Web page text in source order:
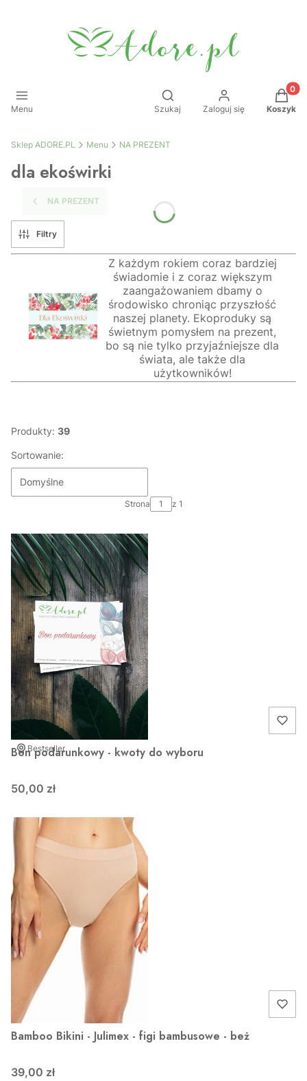
Menu
Otwórz wyszukiwarkę
Szukaj Zaloguj się Koszyk
Sklep ADORE.PL Menu NA PREZENT
dla ekoświrki
NA PREZENT
Filtry
Z każdym rokiem coraz bardziej
świadomie i z coraz większym
zaangażowaniem dbamy o
środowisko chroniąc przyszłość
naszej planety. Ekoproduky są
świetnym pomysłem na prezent,
bo są nie tylko przyjaźniejsze dla
świata, ale także dla
użytkowników!
Produkty: 39
Sortowanie:
Domyślne
Strona z 1
Bestseller
Bon podarunkowy - kwoty do wyboru
50,00 zł
Bamboo Bikini - Julimex - figi bambusowe - beż
39,00 zł